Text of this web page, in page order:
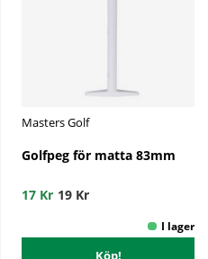
Masters Golf
Golfpeg för matta 83mm
17 Kr 19 Kr
Köp!